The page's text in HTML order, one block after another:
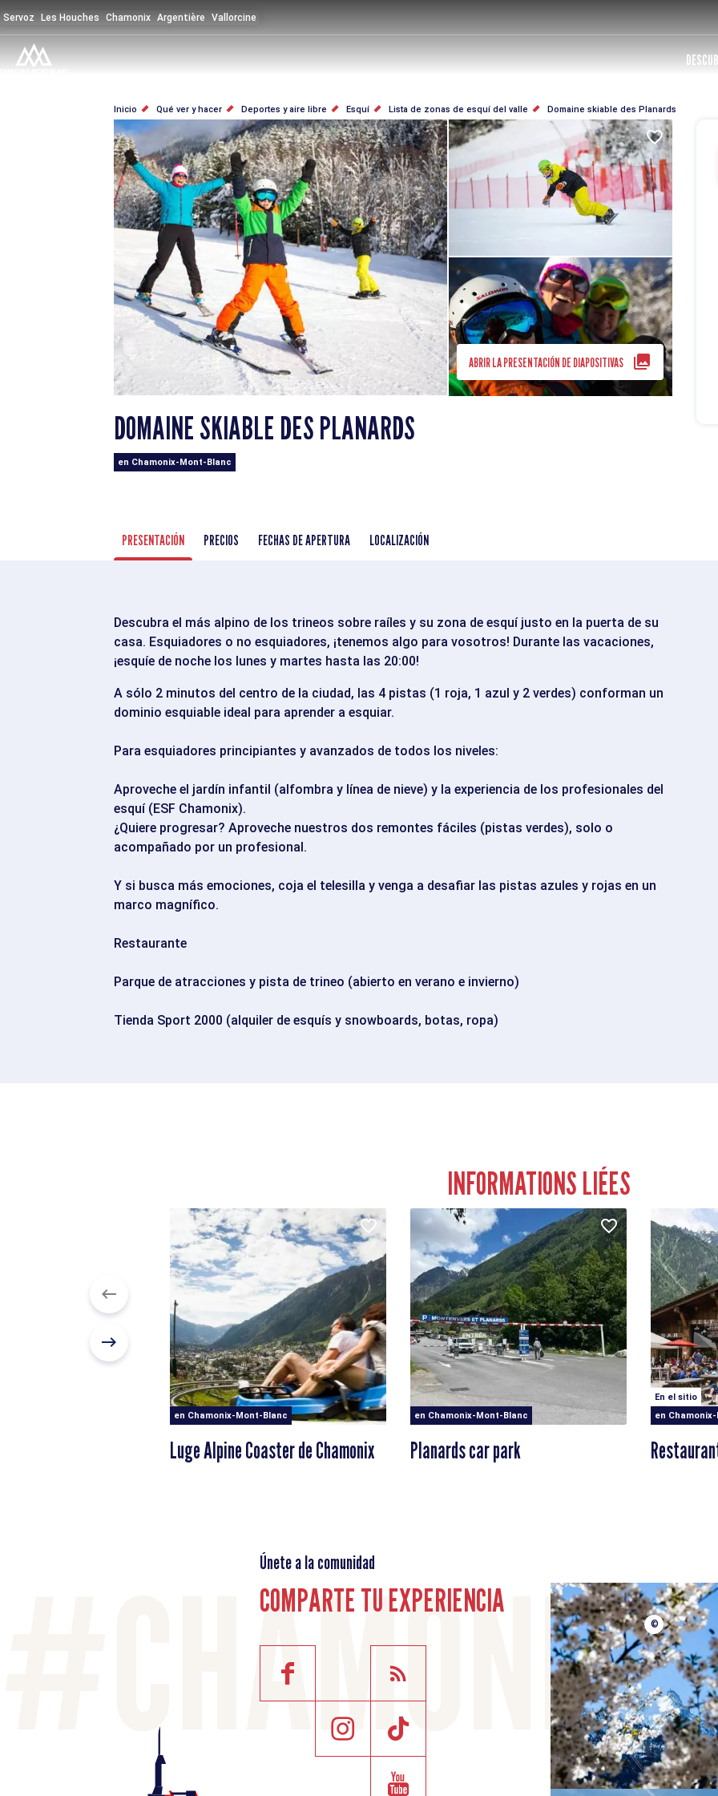
al
contenido
principal
Servoz Les Houches Chamonix Argentière Vallorcine
SOBRESCRIBIR
ENLACES
AYUDA
NAVEGACIÓN
Inicio Qué ver y hacer Deportes y aire libre Esquí Lista de zonas de esquí del valle Domaine skiable des Planards
ABRIR LA PRESENTACIÓN DE DIAPOSITIVAS
DOMAINE SKIABLE DES PLANARDS
en Chamonix-Mont-Blanc
PRESENTACIÓN PRECIOS FECHAS DE APERTURA LOCALIZACIÓN
Descubra el más alpino de los trineos sobre raíles y su zona de esquí justo en la puerta de su
casa. Esquiadores o no esquiadores, ¡tenemos algo para vosotros! Durante las vacaciones,
¡esquíe de noche los lunes y martes hasta las 20:00!
A sólo 2 minutos del centro de la ciudad, las 4 pistas (1 roja, 1 azul y 2 verdes) conforman un
dominio esquiable ideal para aprender a esquiar.
Para esquiadores principiantes y avanzados de todos los niveles:
Aproveche el jardín infantil (alfombra y línea de nieve) y la experiencia de los profesionales del
esquí (ESF Chamonix).
¿Quiere progresar? Aproveche nuestros dos remontes fáciles (pistas verdes), solo o
acompañado por un profesional.
Y si busca más emociones, coja el telesilla y venga a desafiar las pistas azules y rojas en un
marco magnífico.
Restaurante
Parque de atracciones y pista de trineo (abierto en verano e invierno)
Tienda Sport 2000 (alquiler de esquís y snowboards, botas, ropa)
INFORMATIONS LIÉES
en Chamonix-Mont-Blanc
Luge Alpine Coaster de Chamonix
en Chamonix-Mont-Blanc
Planards car park
En el sitio
en
Únete a la comunidad
COMPARTE TU EXPERIENCIA
©